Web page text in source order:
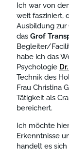
Ich war von
weit fasziniert,
Ausbildung zur
das Grof
Begleiter/
habe ich das
Psychologie
Technik des
Frau Christina
Tätigkeit als
bereichert.
Ich möchte
Erkenntnisse
handelt es